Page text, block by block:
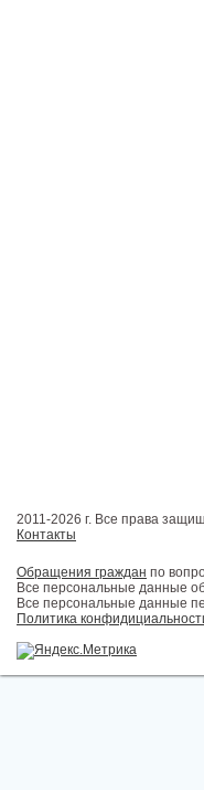
2011-2026 г. Все права
Контакты
Обращения граждан по
Все персональные данные
Все персональные данные
Политика